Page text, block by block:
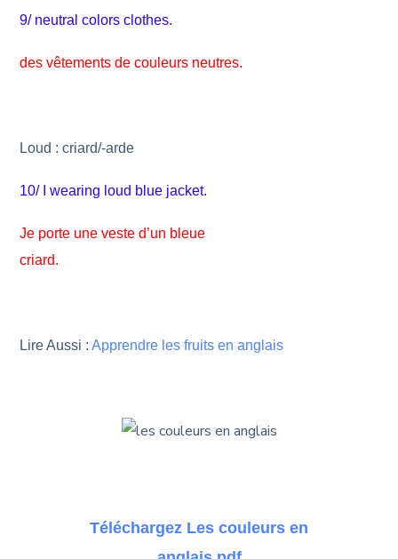
9/ neutral colors clothes.
des vêtements de couleurs neutres.
Loud : criard/-arde
10/ I wearing loud blue jacket.
Je porte une veste d’un bleue
criard.
Lire Aussi : Apprendre les fruits en anglais
Téléchargez Les couleurs en